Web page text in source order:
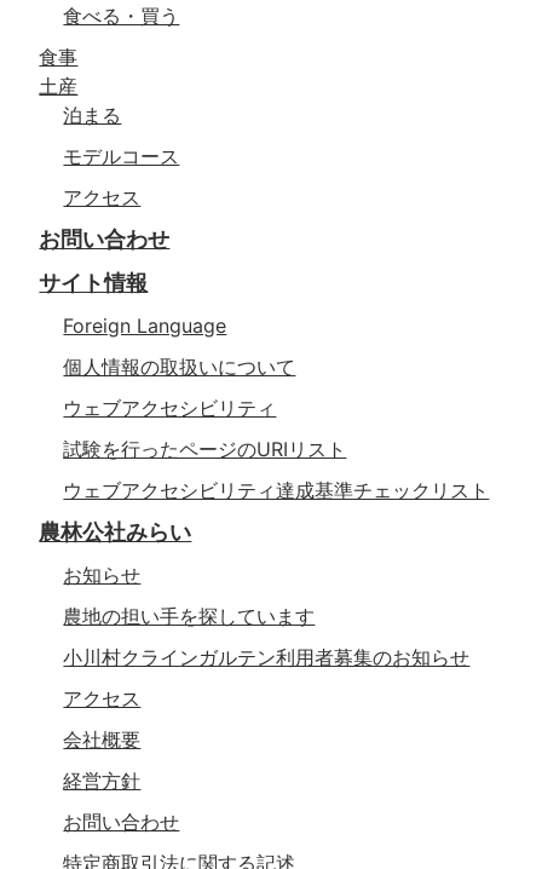
食べる・買う
食事
土産
泊まる
モデルコース
アクセス
お問い合わせ
サイト情報
Foreign Language
個人情報の取扱いについて
ウェブアクセシビリティ
試験を行ったページのURIリスト
ウェブアクセシビリティ達成基準チェックリスト
農林公社みらい
お知らせ
農地の担い手を探しています
小川村クラインガルテン利用者募集のお知らせ
アクセス
会社概要
経営方針
お問い合わせ
特定商取引法に関する記述